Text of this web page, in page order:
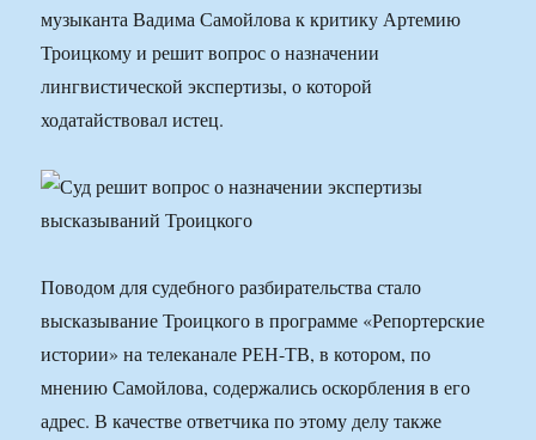
музыканта Вадима Самойлова к критику Артемию
Троицкому и решит вопрос о назначении
лингвистической экспертизы, о которой
ходатайствовал истец.
Поводом для судебного разбирательства стало
высказывание Троицкого в программе «Репортерские
истории» на телеканале РЕН-ТВ, в котором, по
мнению Самойлова, содержались оскорбления в его
адрес. В качестве ответчика по этому делу также